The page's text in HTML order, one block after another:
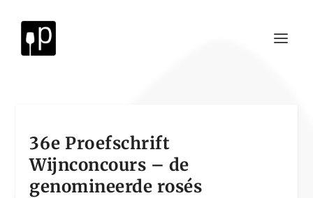
36e Proefschrift
Wijnconcours – de
genomineerde rosés